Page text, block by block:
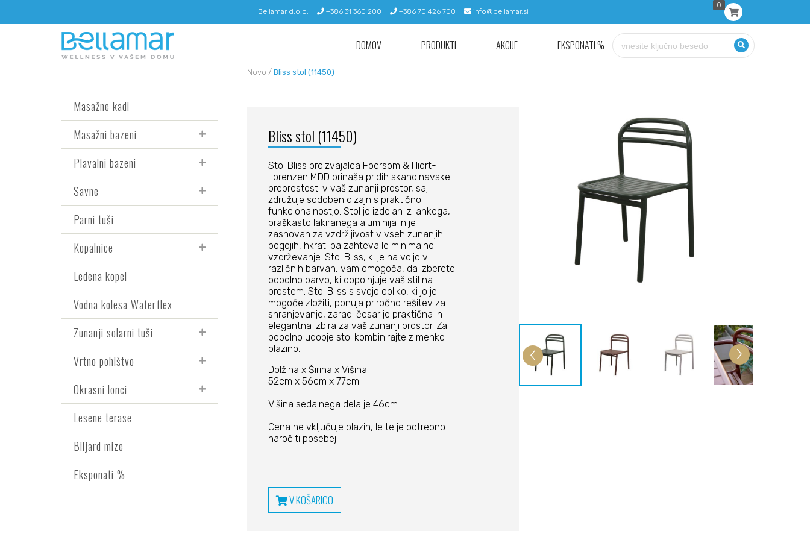
Bellamar d.o.o. +386 31 360 200 +386 70 426 700 info@bellamar.si
0
DOMOV PRODUKTI AKCIJE EKSPONATI % KONTAKT
Masažne kadi
Masažni bazeni
Plavalni bazeni
Savne
Parni tuši
Kopalnice
Ledena kopel
Vodna kolesa Waterflex
Zunanji solarni tuši
Vrtno pohištvo
Okrasni lonci
Lesene terase
Biljard mize
Eksponati %
Novo / Bliss stol (11450)
Bliss stol (11450)
Stol Bliss proizvajalca Foersom & Hiort-
Lorenzen MDD prinaša pridih skandinavske
preprostosti v vaš zunanji prostor, saj
združuje sodoben dizajn s praktično
funkcionalnostjo. Stol je izdelan iz lahkega,
praškasto lakiranega aluminija in je
zasnovan za vzdržljivost v vseh zunanjih
pogojih, hkrati pa zahteva le minimalno
vzdrževanje. Stol Bliss, ki je na voljo v
različnih barvah, vam omogoča, da izberete
popolno barvo, ki dopolnjuje vaš stil na
prostem. Stol Bliss s svojo obliko, ki jo je
mogoče zložiti, ponuja priročno rešitev za
shranjevanje, zaradi česar je praktična in
elegantna izbira za vaš zunanji prostor. Za
popolno udobje stol kombinirajte z mehko
blazino.
Dolžina x Širina x Višina
52cm x 56cm x 77cm
Višina sedalnega dela je 46cm.
Cena ne vključuje blazin, le te je potrebno
naročiti posebej.
V KOŠARICO